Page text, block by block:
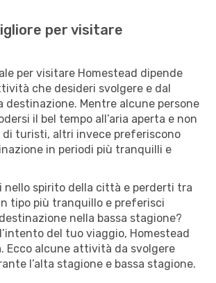
per visitare
per visitare Homestead dipende
che desideri svolgere e dal
destinazione. Mentre alcune persone
il bel tempo all’aria aperta e non
di turisti, altri invece preferiscono
in periodi più tranquilli e
nello spirito della città e perderti tra
tipo più tranquillo e preferisci
nella bassa stagione?
del tuo viaggio, Homestead
Ecco alcune attività da svolgere
l’alta stagione e bassa stagione.